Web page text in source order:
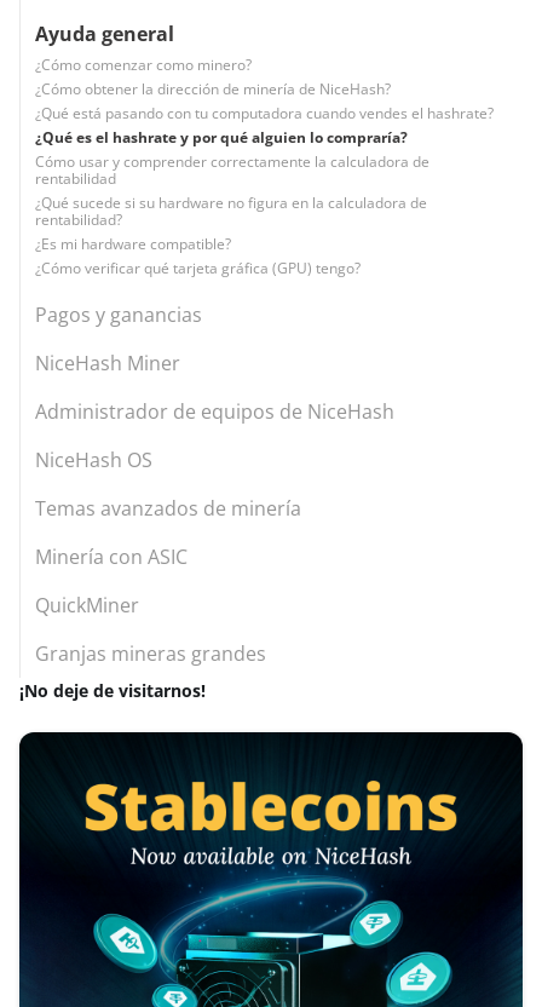
Ayuda general
¿Cómo comenzar como minero?
¿Cómo obtener la dirección de minería de NiceHash?
¿Qué está pasando con tu computadora cuando vendes el hashrate?
¿Qué es el hashrate y por qué alguien lo compraría?
Cómo usar y comprender correctamente la calculadora de
rentabilidad
¿Qué sucede si su hardware no figura en la calculadora de
rentabilidad?
¿Es mi hardware compatible?
¿Cómo verificar qué tarjeta gráfica (GPU) tengo?
Pagos y ganancias
NiceHash Miner
Administrador de equipos de NiceHash
NiceHash OS
Temas avanzados de minería
Minería con ASIC
QuickMiner
Granjas mineras grandes
¡No deje de visitarnos!